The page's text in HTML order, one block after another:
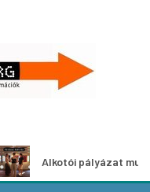
Alkotói pályázat multimédia-